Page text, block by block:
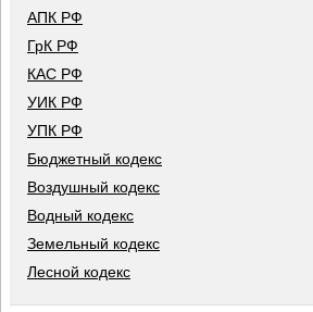
АПК РФ
ГрК РФ
КАС РФ
УИК РФ
УПК РФ
Бюджетный кодекс
Воздушный кодекс
Водный кодекс
Земельный кодекс
Лесной кодекс